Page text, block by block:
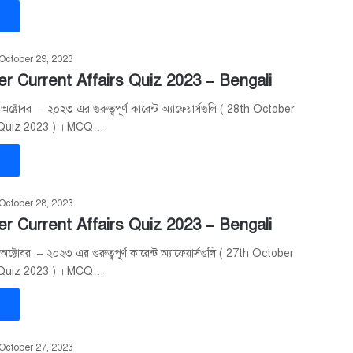
29, 2023
Current Affairs Quiz 2023 – Bengali
– ২০২৩ এর গুরুত্বপূর্ণ কারেন্ট অ্যাফেয়ার্সগুলি ( 28th October
2023 ) । MCQ…
28, 2023
Current Affairs Quiz 2023 – Bengali
– ২০২৩ এর গুরুত্বপূর্ণ কারেন্ট অ্যাফেয়ার্সগুলি ( 27th October
2023 ) । MCQ…
27, 2023